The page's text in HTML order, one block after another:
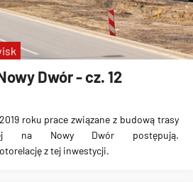
Dwór - cz. 12
roku prace związane z budową trasy
na Nowy Dwór postępują.
z tej inwestycji.